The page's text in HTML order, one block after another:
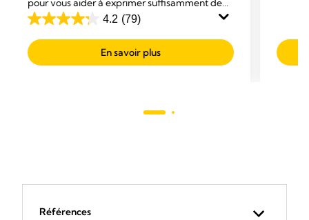
pour vous aider à exprimer suffisamment de
lait pour favoriser l’allaitement de votre bébé.
maximale.
4.2 (79)
4.2
sur
5
En savoir plus
Références